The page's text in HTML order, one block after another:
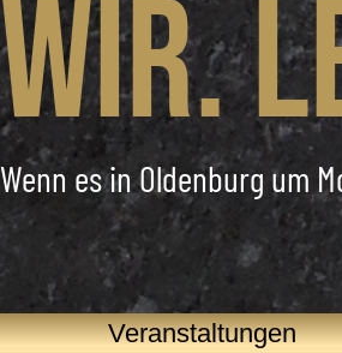
Wir.
Wenn es in Oldenburg um
Veranstaltungen